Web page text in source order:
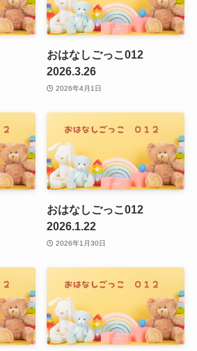
おはなしごっこ012
2026.3.26
2026年4月1日
おはなしごっこ012
2026.1.22
2026年1月30日